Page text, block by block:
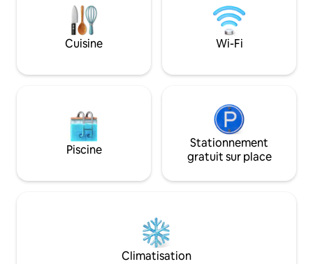
membres de votre famille à quatre
pattes, pendant que vous faites de la
raquette ou que vous nagez dans le lac.
Avec le Wi-Fi et la climatisation, vous
au bord de la piscine cet été.
l'arrière de la
magnifique lac!
d'accès au lac.
lave-linge et
d'animaux
Cuisine Wi-Fi
Piscine
Stationnement
gratuit sur place
Climatisation